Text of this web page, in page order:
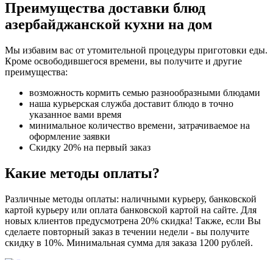
Преимущества доставки блюд
азербайджанской кухни на дом
Мы избавим вас от утомительной процедуры приготовки еды.
Кроме освободившегося времени, вы получите и другие
преимущества:
возможность кормить семью разнообразными блюдами
наша курьерская служба доставит блюдо в точно
указанное вами время
минимальное количество времени, затрачиваемое на
оформление заявки
Скидку 20% на первый заказ
Какие методы оплаты?
Различные методы оплаты: наличными курьеру, банковской
картой курьеру или оплата банковской картой на сайте. Для
новых клиентов предусмотрена 20% скидка! Также, если Вы
сделаете повторный заказ в течении недели - вы получите
скидку в 10%. Минимальная сумма для заказа 1200 рублей.